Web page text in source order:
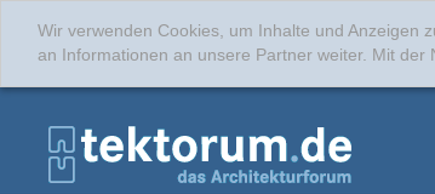
Wir verwenden Cookies, um Inhalte und Anzeigen
an Informationen an unsere Partner weiter. Mit